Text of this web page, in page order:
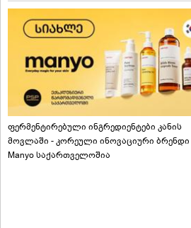
ფერმენტირებული ინგრედიენტები კანის
მოვლაში - კორეული ინოვაციური ბრენდი
Manyo საქართველოშია